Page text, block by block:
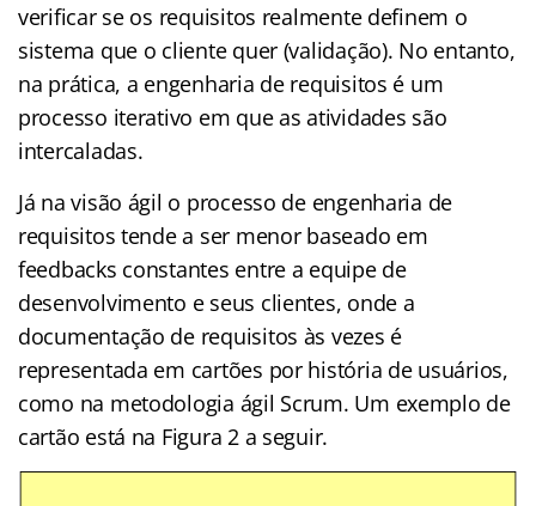
verificar se os requisitos realmente definem o
sistema que o cliente quer (validação). No entanto,
na prática, a engenharia de requisitos é um
processo iterativo em que as atividades são
intercaladas.
Já na visão ágil o processo de engenharia de
requisitos tende a ser menor baseado em
feedbacks constantes entre a equipe de
desenvolvimento e seus clientes, onde a
documentação de requisitos às vezes é
representada em cartões por história de usuários,
como na metodologia ágil Scrum. Um exemplo de
cartão está na Figura 2 a seguir.